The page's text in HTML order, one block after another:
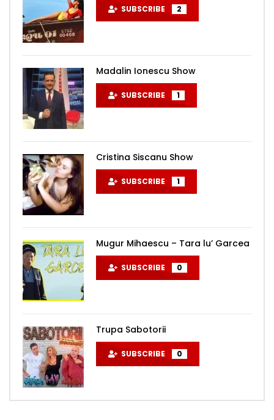
SUBSCRIBE 2
Madalin Ionescu Show
SUBSCRIBE 1
Cristina Siscanu Show
SUBSCRIBE 1
Mugur Mihaescu – Tara lu’ Garcea
SUBSCRIBE 0
Trupa Sabotorii
SUBSCRIBE 0